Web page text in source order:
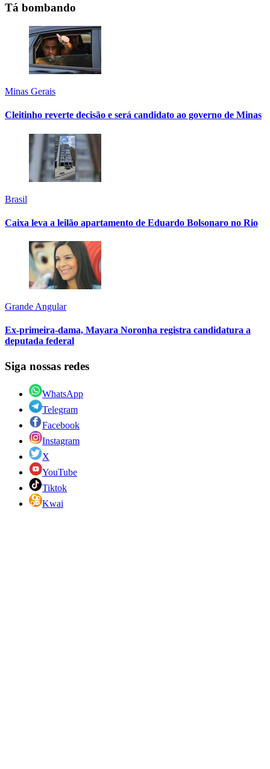
Tá bombando
Minas Gerais
Cleitinho reverte decisão e será candidato ao governo de Minas
Brasil
Caixa leva a leilão apartamento de Eduardo Bolsonaro no Rio
Grande Angular
Ex-primeira-dama, Mayara Noronha registra candidatura a
deputada federal
Siga nossas redes
WhatsApp
Telegram
Facebook
Instagram
X
YouTube
Tiktok
Kwai